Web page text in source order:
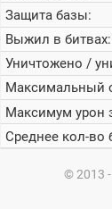
Защита базы:
Выжил в битвах:
Уничтожено /
Максимальный
Максимум урон
Среднее кол-во
© 2013